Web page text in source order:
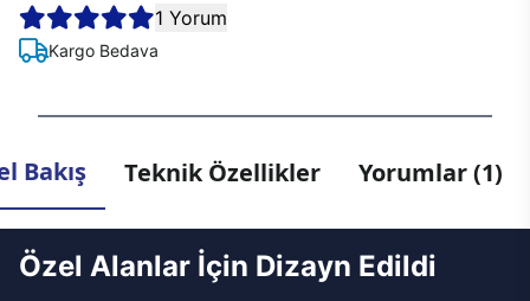
1 Yorum
Kargo Bedava
Bakış Teknik Özellikler Yorumlar (1)
Özel Alanlar İçin Dizayn Edildi